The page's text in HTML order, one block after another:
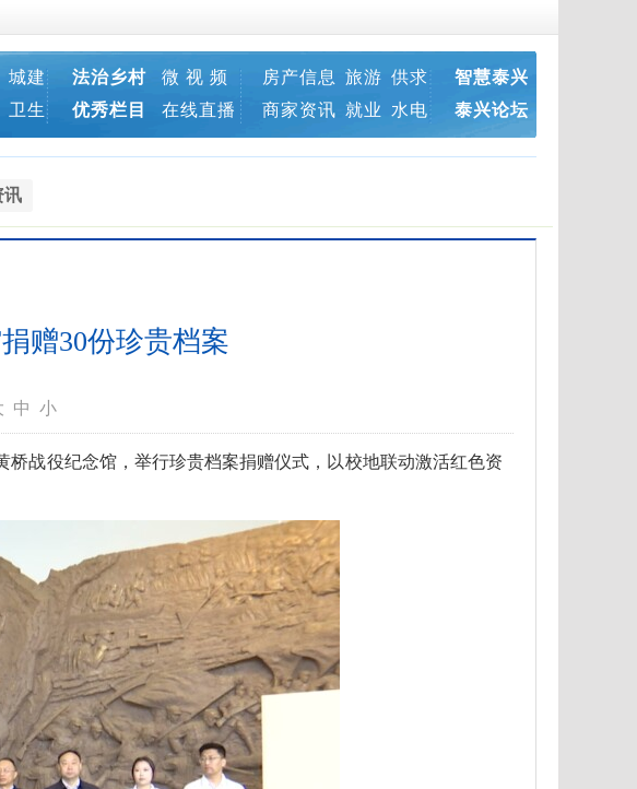
城建
卫生
法治乡村
微 视 频
优秀栏目
在线直播
房产信息 旅游 供求
商家资讯 就业 水电
智慧泰兴
泰兴论坛
讯
赠30份珍贵档案
中 小
战役纪念馆，举行珍贵档案捐赠仪式，以校地联动激活红色资